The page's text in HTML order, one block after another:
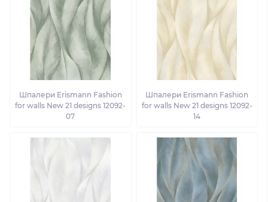
Шпалери Erismann Fashion
for walls New 21 designs 12092-
07
Шпалери Erismann Fashion
for walls New 21 designs 12092-
14